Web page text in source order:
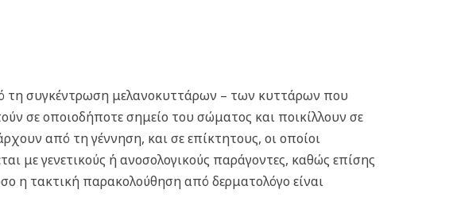
τη συγκέντρωση μελανοκυττάρων – των κυττάρων που
σε οποιοδήποτε σημείο του σώματος και ποικίλλουν σε
από τη γέννηση, και σε επίκτητους, οι οποίοι
με γενετικούς ή ανοσολογικούς παράγοντες, καθώς επίσης
η τακτική παρακολούθηση από δερματολόγο είναι